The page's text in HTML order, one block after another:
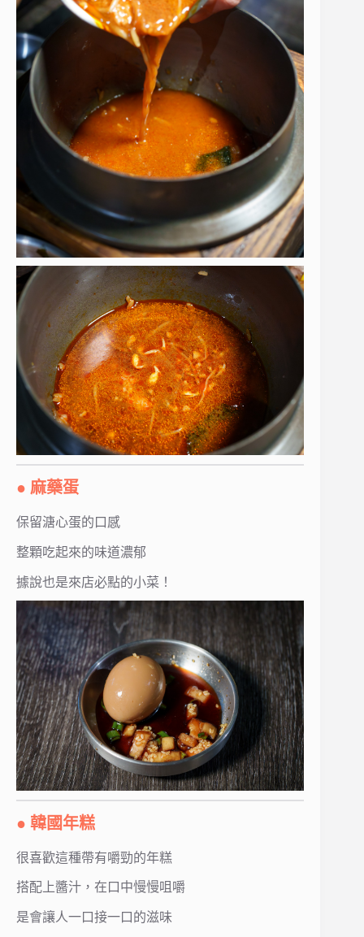
● 麻藥蛋
保留溏心蛋的口感
整顆吃起來的味道濃郁
據說也是來店必點的小菜！
● 韓國年糕
很喜歡這種帶有嚼勁的年糕
搭配上醬汁，在口中慢慢咀嚼
是會讓人一口接一口的滋味